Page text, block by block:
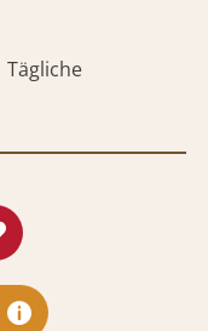
Tägliche